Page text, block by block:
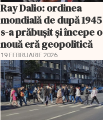
Ray Dalio: ordinea
mondială de după 1945
s-a prăbușit și începe o
nouă eră geopolitică
19 FEBRUARIE 2026